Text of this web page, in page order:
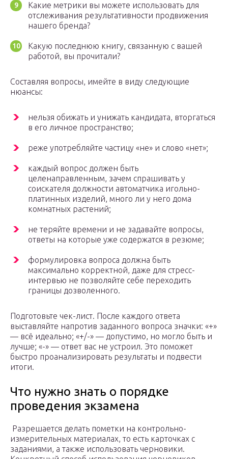
Какие метрики вы можете использовать для
отслеживания результативности продвижения
нашего бренда?
Какую последнюю книгу, связанную с вашей
работой, вы прочитали?
Составляя вопросы, имейте в виду следующие
нюансы:
нельзя обижать и унижать кандидата, вторгаться
в его личное пространство;
реже употребляйте частицу «не» и слово «нет»;
каждый вопрос должен быть
целенаправленным, зачем спрашивать у
соискателя должности автоматчика игольно-
платинных изделий, много ли у него дома
комнатных растений;
не теряйте времени и не задавайте вопросы,
ответы на которые уже содержатся в резюме;
формулировка вопроса должна быть
максимально корректной, даже для стресс-
интервью не позволяйте себе переходить
границы дозволенного.
Подготовьте чек-лист. После каждого ответа
выставляйте напротив заданного вопроса значки: «+»
— всё идеально; «+/-» — допустимо, но могло быть и
лучше; «-» — ответ вас не устроил. Это поможет
быстро проанализировать результаты и подвести
итоги.
Что нужно знать о порядке
проведения экзамена
️ Разрешается делать пометки на контрольно-
измерительных материалах, то есть карточках с
заданиями, а также использовать черновики.